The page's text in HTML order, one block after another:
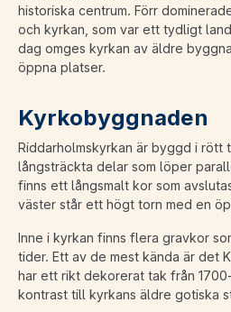
historiska centrum. Förr
och kyrkan, som var ett tydligt
dag omges kyrkan av äldre
öppna platser.
Kyrkobyggnaden
Riddarholmskyrkan är byggd i rött
långsträckta delar som löper
finns ett långsmalt kor som
väster står ett högt torn med en
Inne i kyrkan finns flera gravkor
tider. Ett av de mest kända är det
har ett rikt dekorerat tak från
kontrast till kyrkans äldre gotiska